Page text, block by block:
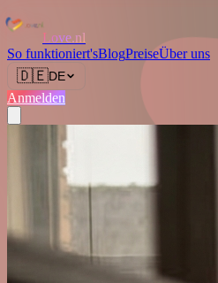
Love.nl
So funktioniert'sBlogPreiseÜber uns
🇩🇪DE
Anmelden